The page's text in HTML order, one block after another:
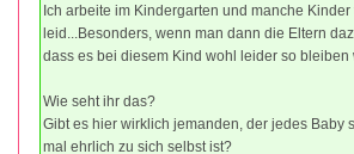
Ich arbeite im Kindergarten und manche Kinder
leid...Besonders, wenn man dann die Eltern
dass es bei diesem Kind wohl leider so bleiben
Wie seht ihr das?
Gibt es hier wirklich jemanden, der jedes Baby
mal ehrlich zu sich selbst ist?